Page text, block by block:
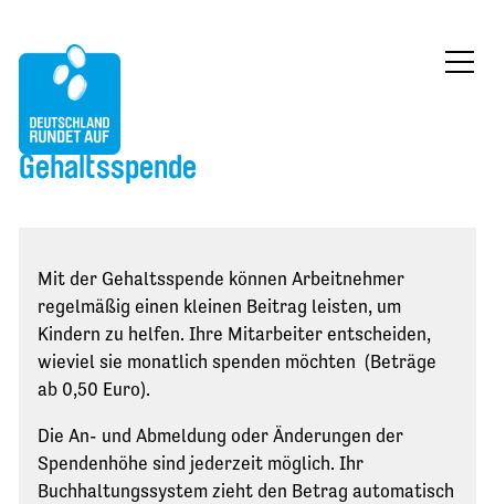
ÜBER UNS
MITMACHEN
BLOG
KONTAKT
JETZT SPENDEN
Gehaltsspende
Mit der Gehaltsspende können Arbeitnehmer
regelmäßig einen kleinen Beitrag leisten, um
Kindern zu helfen. Ihre Mitarbeiter entscheiden,
wieviel sie monatlich spenden möchten (Beträge
ab 0,50 Euro).
Die An- und Abmeldung oder Änderungen der
Spendenhöhe sind jederzeit möglich. Ihr
Buchhaltungssystem zieht den Betrag automatisch